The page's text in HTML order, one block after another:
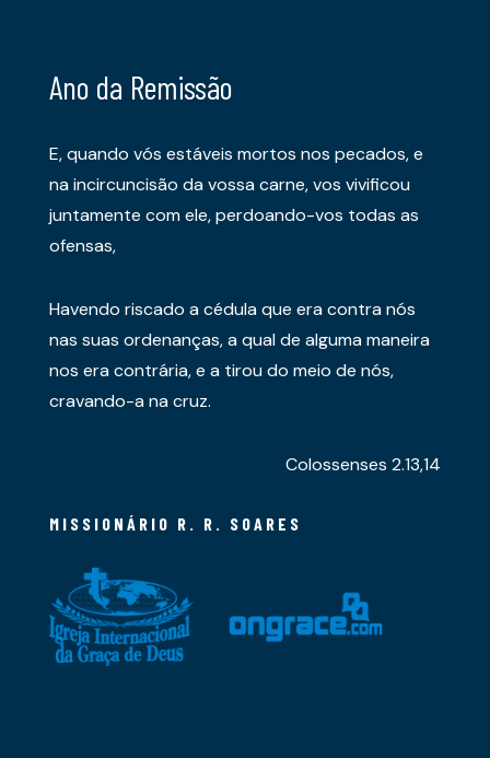
Ano da Remissão
E, quando vós estáveis mortos nos pecados, e
na incircuncisão da vossa carne, vos vivificou
juntamente com ele, perdoando-vos todas as
ofensas,
Havendo riscado a cédula que era contra nós
nas suas ordenanças, a qual de alguma maneira
nos era contrária, e a tirou do meio de nós,
cravando-a na cruz.
Colossenses 2.13,14
MISSIONÁRIO R. R. SOARES